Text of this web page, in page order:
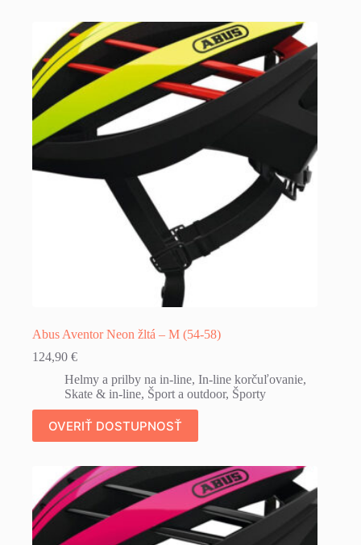
Abus Aventor Neon žltá – M (54-58)
124,90 €
Helmy a prilby na in-line, In-line korčuľovanie,
Skate & in-line, Šport a outdoor, Športy
OVERIŤ DOSTUPNOSŤ